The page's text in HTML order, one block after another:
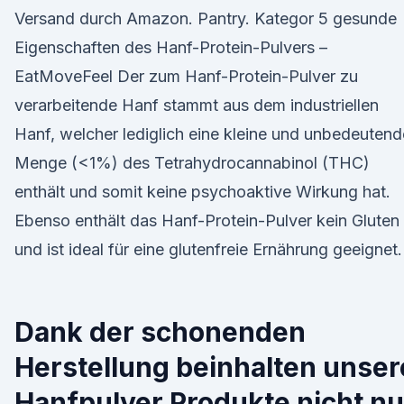
Versand durch Amazon. Pantry. Kategor 5 gesunde
Eigenschaften des Hanf-Protein-Pulvers –
EatMoveFeel Der zum Hanf-Protein-Pulver zu
verarbeitende Hanf stammt aus dem industriellen
Hanf, welcher lediglich eine kleine und
Menge (<1%) des Tetrahydrocannabinol (THC)
enthält und somit keine psychoaktive Wirkung hat.
Ebenso enthält das Hanf-Protein-Pulver kein Gluten
und ist ideal für eine glutenfreie Ernährung geeignet.
Dank der schonenden
Herstellung beinhalten